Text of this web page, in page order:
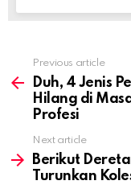
more
Previous article
Duh, 4 Jenis
Hilang di
Profesi
Next article
Berikut
Turunkan